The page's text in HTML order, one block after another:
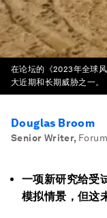
在论坛的《2023年全球
大近期和长期威胁之一。
Douglas Broom
Senior Writer,
一项新研究给受
模拟情景，但这